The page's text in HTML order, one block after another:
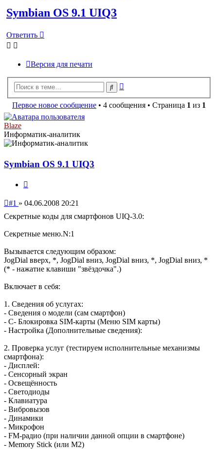
Symbian OS 9.1 UIQ3
Ответить
Версия для печати
Поиск
Первое новое сообщение • 4 сообщения • Страница 1 из 1
Blaze
Информатик-аналитик
Symbian OS 9.1 UIQ3
Непрочитанное
#1 » 04.06.2008 20:21
Секретные коды для смартфонов UIQ-3.0:
Секретные меню.N:1
Вызывается следующим образом:
JogDial вверх, *, JogDial вниз, JogDial вниз, *, JogDial вниз, *
(* - нажатие клавиши "звёздочка".)
Включает в себя:
1. Сведения об услугах:
- Сведения о модели (сам смартфон)
- С- Блокировка SIM-карты (Меню SIM карты)
- Настройка (Дополнительные сведения):
2. Проверка услуг (тестируем исполнительные механизмы
смартфона):
- Дисплей:
- Сенсорный экран
- Освещённость
- Светодиоды
- Клавиатура
- Вибровызов
- Динамики
- Микрофон
- FM-радио (при наличии данной опции в смартфоне)
- Memory Stick (или M2)